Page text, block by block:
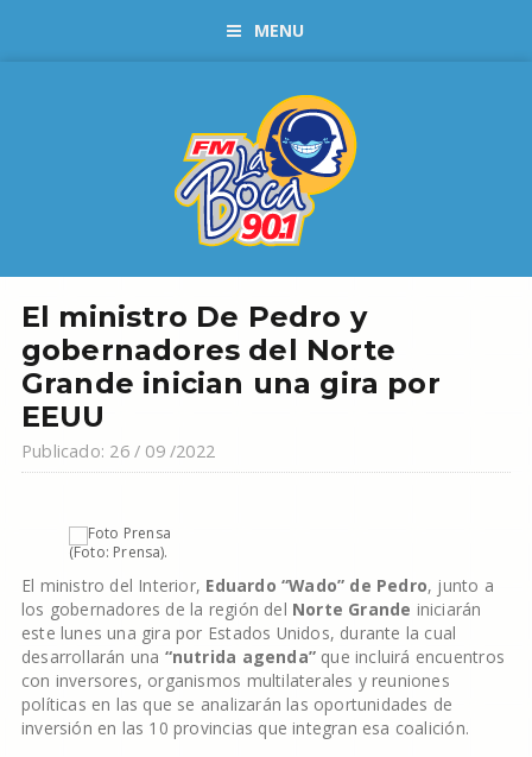
MENU
El ministro De Pedro y
gobernadores del Norte
Grande inician una gira por
EEUU
Publicado: 26 / 09 /2022
(Foto: Prensa).
El ministro del Interior, Eduardo “Wado” de Pedro, junto a
los gobernadores de la región del Norte Grande iniciarán
este lunes una gira por Estados Unidos, durante la cual
desarrollarán una “nutrida agenda”que incluirá encuentros
con inversores, organismos multilaterales y reuniones
políticas en las que se analizarán las oportunidades de
inversión en las 10 provincias que integran esa coalición.